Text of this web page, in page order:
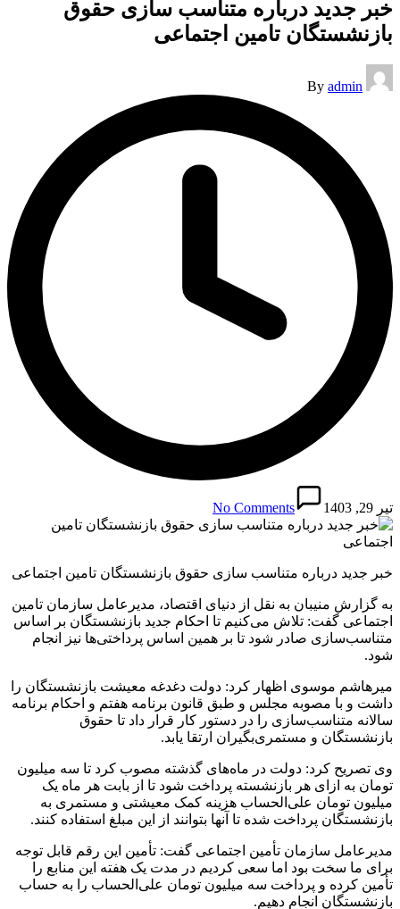
خبر جدید درباره متناسب سازی حقوق
بازنشستگان تامین اجتماعی
Posted
by
By admin
تیر 29, 1403 No Comments
خبر جدید درباره متناسب سازی حقوق بازنشستگان تامین اجتماعی
به گزارش منیبان به نقل از دنیای اقتصاد، مدیرعامل سازمان تامین
اجتماعی گفت: تلاش می‌کنیم تا احکام جدید بازنشستگان بر اساس
متناسب‌سازی صادر شود تا بر همین اساس پرداختی‌ها نیز انجام
شود.
میرهاشم موسوی اظهار کرد: دولت دغدغه معیشت بازنشستگان را
داشت و با مصوبه مجلس و طبق قانون برنامه هفتم و احکام برنامه
سالانه متناسب‌سازی را در دستور کار قرار داد تا حقوق
بازنشستگان و مستمری‌بگیران ارتقا یابد.
وی تصریح کرد: دولت در ماه‌های گذشته مصوب کرد تا سه میلیون
تومان به ازای هر بازنشسته پرداخت شود تا از بابت هر ماه یک
میلیون تومان علی‌الحساب هزینه کمک معیشتی و مستمری به
بازنشستگان پرداخت شده تا آنها بتوانند از این مبلغ استفاده کنند.
مدیرعامل سازمان تأمین اجتماعی گفت: تأمین این رقم قابل توجه
برای ما سخت بود اما سعی کردیم در مدت یک هفته این منابع را
تأمین کرده و پرداخت سه میلیون تومان علی‌الحساب را به حساب
بازنشستگان انجام دهیم.